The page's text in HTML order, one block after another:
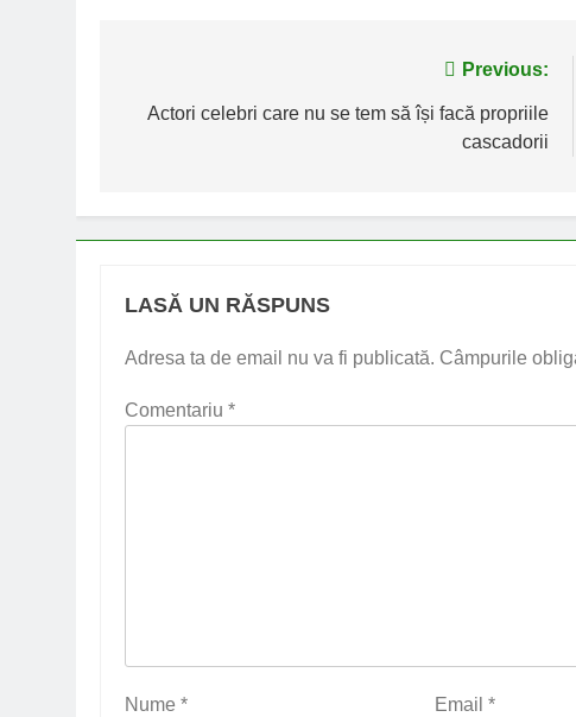
în
Previous:
Actori celebri care nu se tem să își facă propriile
cascadorii
LASĂ UN RĂSPUNS
Adresa ta de email nu va fi publicată. Câmpurile
Comentariu *
Nume * Email *